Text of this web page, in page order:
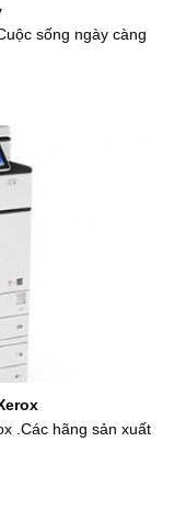
sống ngày càng
.Các hãng sản xuất